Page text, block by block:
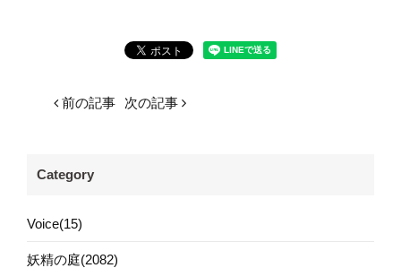
前の記事 次の記事
Category
Voice(15)
妖精の庭(2082)